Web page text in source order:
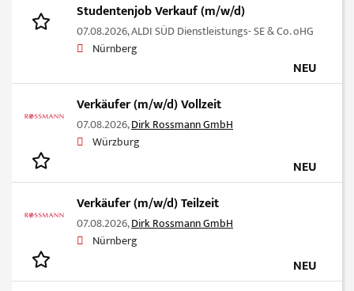
Studentenjob Verkauf (m/w/d)
07.08.2026,ALDI SÜD Dienstleistungs- SE & Co. oHG
Nürnberg
NEU
Verkäufer (m/w/d) Vollzeit
07.08.2026,Dirk Rossmann GmbH
Würzburg
NEU
Verkäufer (m/w/d) Teilzeit
07.08.2026,Dirk Rossmann GmbH
Nürnberg
NEU